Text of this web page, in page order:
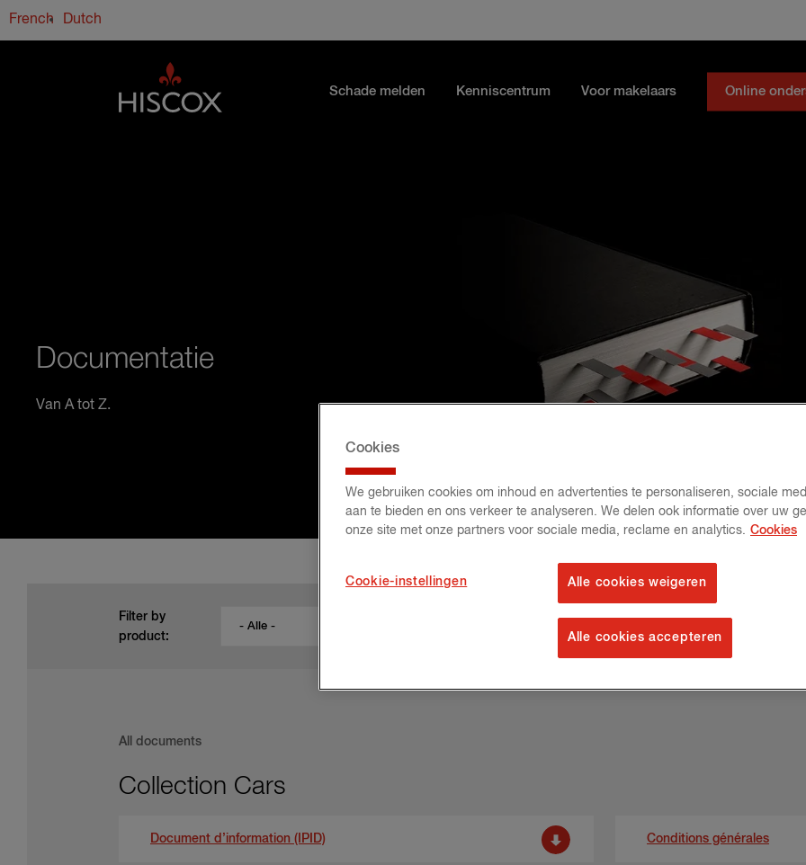
Overslaan en naar de inhoud gaan
French Dutch
Schade melden Kenniscentrum Voor makelaars Online
Documentatie
Van A tot Z.
Filter by
product:
- Alle -
All documents
Collection Cars
Document d’information (IPID) Conditions générales
Cookies
We gebruiken cookies om inhoud en advertenties te personaliseren, sociale
aan te bieden en ons verkeer te analyseren. We delen ook informatie over uw
onze site met onze partners voor sociale media, reclame en analytics. Cookies
Cookie-instellingen Alle cookies weigeren
Alle cookies accepteren